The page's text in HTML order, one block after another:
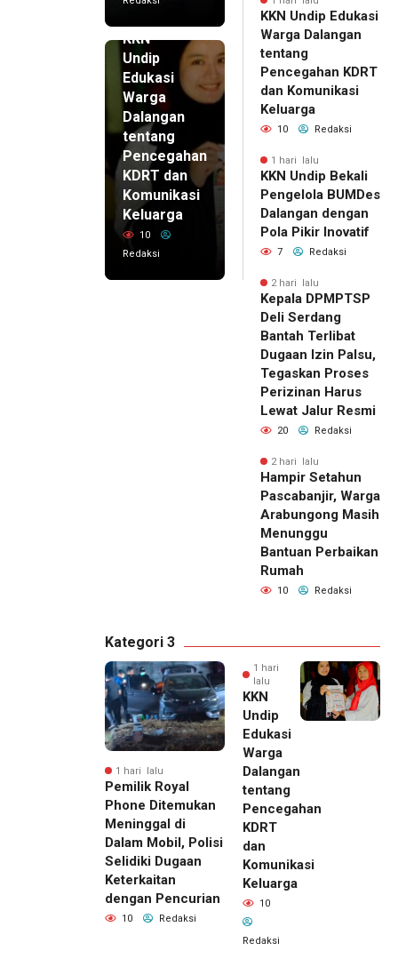
KKN
Undip
Edukasi
Warga
Dalangan
tentang
Pencegahan
KDRT dan
Komunikasi
Keluarga
10
Redaksi
KKN Undip Edukasi
Warga Dalangan
tentang
Pencegahan KDRT
dan Komunikasi
Keluarga
10 Redaksi
1 hari lalu
KKN Undip Bekali
Pengelola BUMDes
Dalangan dengan
Pola Pikir Inovatif
7 Redaksi
2 hari lalu
Kepala DPMPTSP
Deli Serdang
Bantah Terlibat
Dugaan Izin Palsu,
Tegaskan Proses
Perizinan Harus
Lewat Jalur Resmi
20 Redaksi
2 hari lalu
Hampir Setahun
Pascabanjir, Warga
Arabungong Masih
Menunggu
Bantuan Perbaikan
Rumah
10 Redaksi
Kategori 3
1 hari lalu
Pemilik Royal
Phone Ditemukan
Meninggal di
Dalam Mobil, Polisi
Selidiki Dugaan
Keterkaitan
dengan Pencurian
10 Redaksi
1 hari
lalu
KKN
Undip
Edukasi
Warga
Dalangan
tentang
Pencegahan
KDRT
dan
Komunikasi
Keluarga
10
Redaksi